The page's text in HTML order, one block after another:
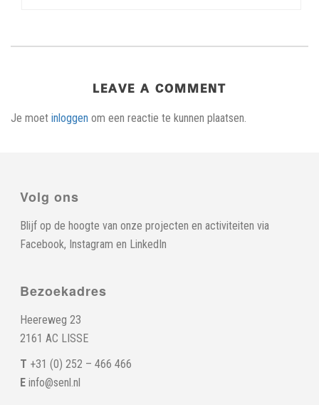
LEAVE A COMMENT
Je moet inloggen om een reactie te kunnen plaatsen.
Volg ons
Blijf op de hoogte van onze projecten en activiteiten via
Facebook, Instagram en LinkedIn
Bezoekadres
Heereweg 23
2161 AC LISSE
T +31 (0) 252 – 466 466
E info@senl.nl